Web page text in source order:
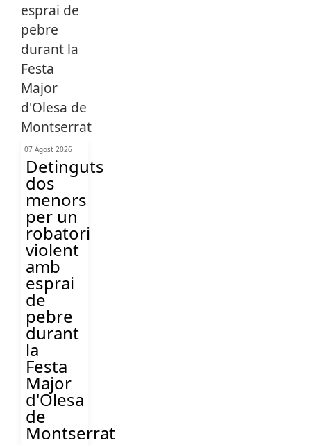
07 Agost 2026
Detinguts
dos
menors
per un
robatori
violent
amb
esprai
de
pebre
durant
la
Festa
Major
d'Olesa
de
Montserrat